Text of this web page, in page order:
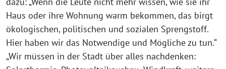
Haus oder ihre Wohnung warm bekommen, das birgt
ökologischen, politischen und sozialen Sprengstoff.
Hier haben wir das Notwendige und Mögliche zu tun.“
„Wir müssen in der Stadt über alles nachdenken: